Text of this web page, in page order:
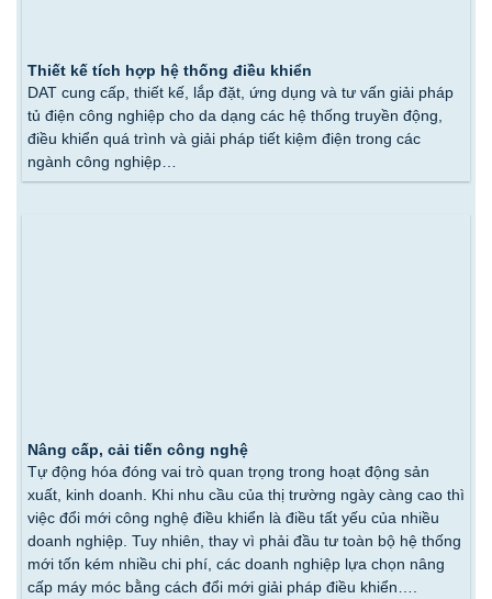
Thiết kế tích hợp hệ thống điều khiển
DAT cung cấp, thiết kế, lắp đặt, ứng dụng và tư vấn giải pháp
tủ điện công nghiệp cho da dạng các hệ thống truyền động,
điều khiển quá trình và giải pháp tiết kiệm điện trong các
ngành công nghiệp…
Nâng cấp, cải tiến công nghệ
Tự động hóa đóng vai trò quan trọng trong hoạt động sản
xuất, kinh doanh. Khi nhu cầu của thị trường ngày càng cao thì
việc đổi mới công nghệ điều khiển là điều tất yếu của nhiều
doanh nghiệp. Tuy nhiên, thay vì phải đầu tư toàn bộ hệ thống
mới tốn kém nhiều chi phí, các doanh nghiệp lựa chọn nâng
cấp máy móc bằng cách đổi mới giải pháp điều khiển….